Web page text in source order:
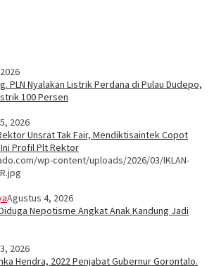
PLN Nyalakan Listrik Perdana di Pulau Dudepo,
100 Persen
2026
Unsrat Tak Fair, Mendiktisaintek Copot
Profil Plt Rektor
wp-content/uploads/2026/03/IKLAN-
Agustus 4, 2026
Nepotisme Angkat Anak Kandung Jadi
2026
Hendra, 2022 Penjabat Gubernur Gorontalo.